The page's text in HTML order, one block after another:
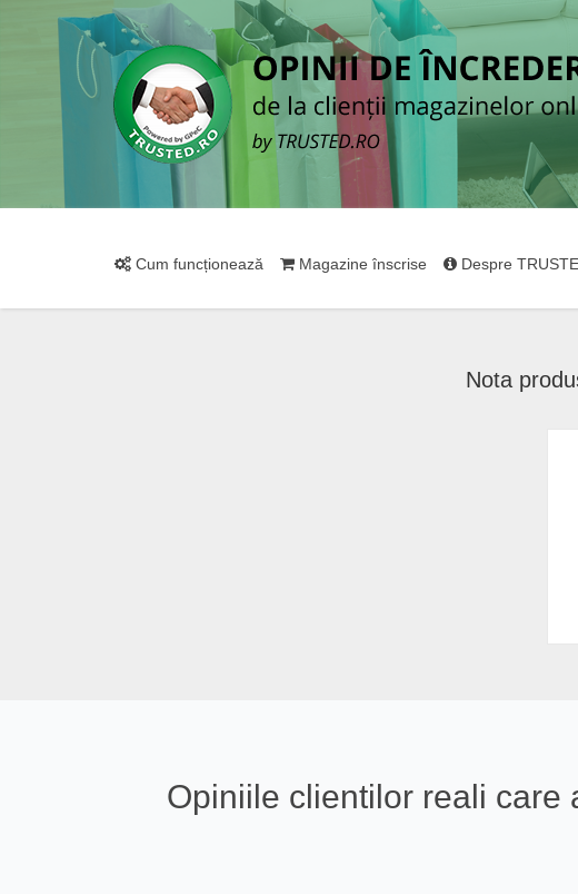
Cum funcționează Magazine înscrise Despre
Nota
Opiniile clientilor reali care